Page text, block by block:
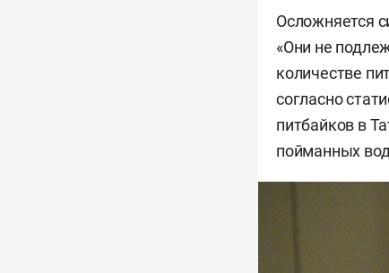
Осложняется
«Они не
количестве
согласно
питбайков в
пойманных